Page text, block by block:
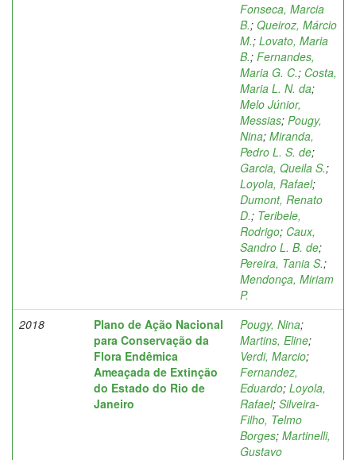
Fonseca, Marcia
B.; Queiroz, Márcio
M.; Lovato, Maria
B.; Fernandes,
Maria G. C.; Costa,
Maria L. N. da;
Melo Júnior,
Messias; Pougy,
Nina; Miranda,
Pedro L. S. de;
Garcia, Queila S.;
Loyola, Rafael;
Dumont, Renato
D.; Teribele,
Rodrigo; Caux,
Sandro L. B. de;
Pereira, Tania S.;
Mendonça, Miriam
P.
2018
Plano de Ação Nacional
para Conservação da
Flora Endêmica
Ameaçada de Extinção
do Estado do Rio de
Janeiro
Pougy, Nina;
Martins, Eline;
Verdi, Marcio;
Fernandez,
Eduardo; Loyola,
Rafael; Silveira-
Filho, Telmo
Borges; Martinelli,
Gustavo